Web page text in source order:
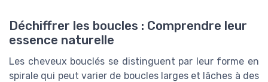
Déchiffrer les boucles : Comprendre leur
essence naturelle
Les cheveux bouclés se distinguent par leur forme en
spirale qui peut varier de boucles larges et lâches à des